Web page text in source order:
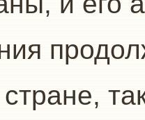
стране,